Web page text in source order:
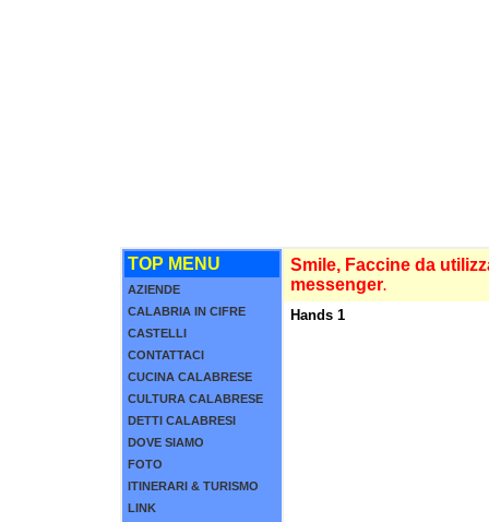
TOP MENU
AZIENDE
CALABRIA IN CIFRE
CASTELLI
CONTATTACI
CUCINA CALABRESE
CULTURA CALABRESE
DETTI CALABRESI
DOVE SIAMO
FOTO
ITINERARI & TURISMO
LINK
Smile, Faccine da
messenger.
Hands 1